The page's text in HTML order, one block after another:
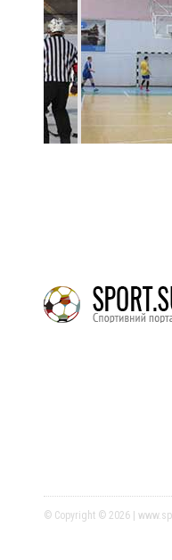
© Copyright © 2026 |